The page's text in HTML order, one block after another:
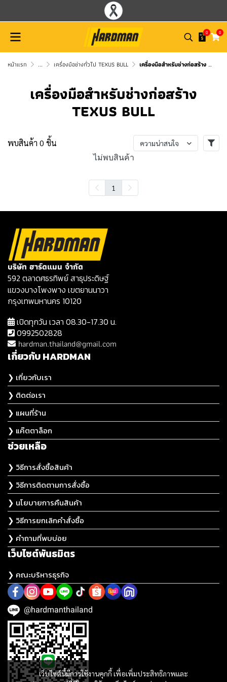
0 0
หน้าแรก ... เครื่องมือช่างทั่วไป TEXUS BULL เครื่องมือสำหรับช่างก่อสร้าง TEXUS BULL
เครื่องมือสำหรับช่างก่อสร้าง
TEXUS BULL
พบสินค้า 0 ชิ้น ความน่าสนใจ
ไม่พบสินค้า
1
เว็บไซต์นี้มีการใช้งานคุกกี้ เพื่อเพิ่มประสิทธิภาพและ
บริษัท ฮาร์ดแมน จำกัด
592 ตลาดศธรทิพย์ สาธุประดิษฐ์
แขวงบางโพงพาง เขตยานนาวา
กรุงเทพมหานคร 10120
เปิดทุกวัน เวลา 08.30-17.30 น.
0992502828
hardman.thailand@gmail.com
เกี่ยวกับ HARDMAN
❯ เกี่ยวกับเรา
❯ ติดต่อเรา
❯ แผนที่ร้าน
❯ แค๊ตตาล็อก
ช่วยเหลือ
❯ วิธีการสั่งซื้อสินค้า
❯ วิธีการติดตามการสั่งซื้อ
❯ นโยบายการคืนสินค้า
❯ วิธีการยกเลิกคำสั่งซื้อ
❯ คำถามที่พบบ่อย
เว็บไซต์พันธมิตร
❯ คณะบริหารธุรกิจ
@hardmanthailand